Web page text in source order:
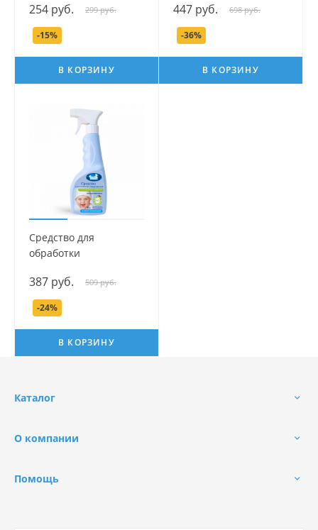
254 руб. 299 руб.
-15%
В КОРЗИНУ
Мама, 500 мл.
447 руб. 698 руб.
-36%
В КОРЗИНУ
Средство для
обработки
игрушек серии Наша
Мама, 500 мл.
387 руб. 509 руб.
-24%
В КОРЗИНУ
Каталог
О компании
Помощь